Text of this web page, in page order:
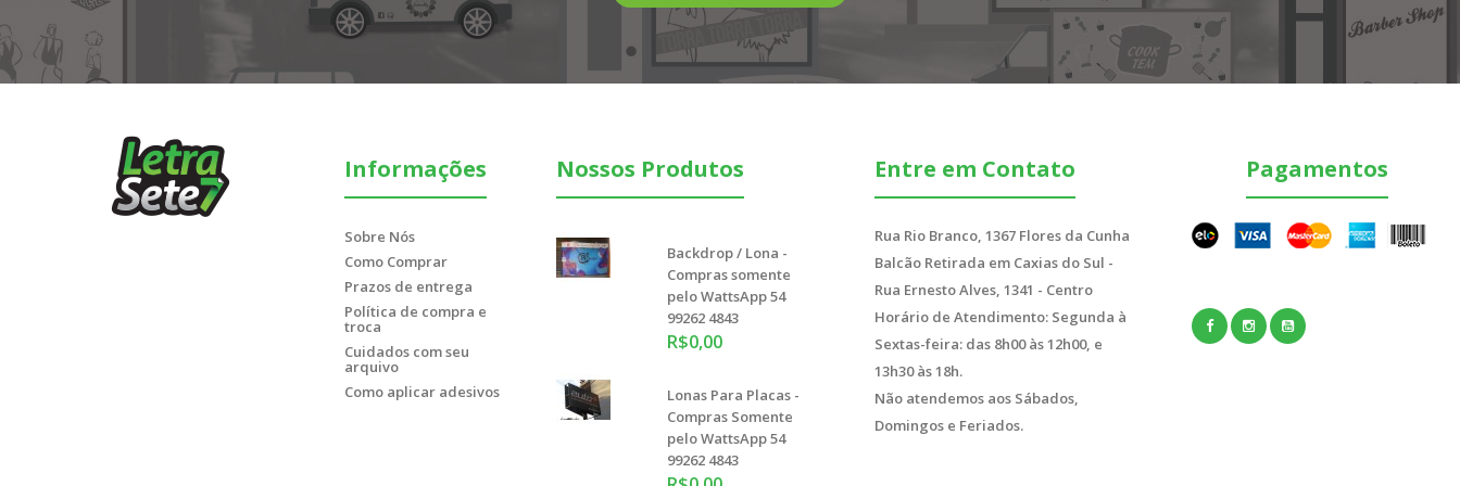
Adesivo 10X5cm - Compras
R$98,00
adesivos personalizados são perfeitos para..
Adesivo 15X10cm - Compras
Informações
Sobre Nós
Como Comprar
Prazos de entrega
Política de compra e
troca
Cuidados com seu
arquivo
Como aplicar adesivos
Nossos Produtos
Backdrop / Lona -
Compras somente
pelo WattsApp 54
99262 4843
R$0,00
Lonas Para Placas -
Compras Somente
pelo WattsApp 54
99262 4843
Entre em Contato
Rua Rio Branco, 1367 Flores da Cunha
Balcão Retirada em Caxias do Sul -
Rua Ernesto Alves, 1341 - Centro
Horário de Atendimento: Segunda à
Sextas-feira: das 8h00 às 12h00, e
13h30 às 18h.
Não atendemos aos Sábados,
Domingos e Feriados.
Pagamentos